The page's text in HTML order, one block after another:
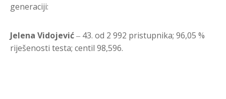
generaciji:
Jelena Vidojević‒ 43. od 2 992 pristupnika; 96,05 %
riješenosti testa; centil 98,596.